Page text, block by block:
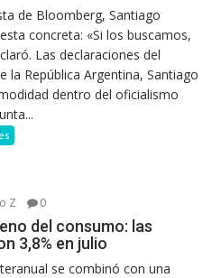
de Bloomberg, Santiago
concreta: «Si los buscamos,
Las declaraciones del
la República Argentina, Santiago
dentro del oficialismo
Z 0
del consumo: las
3,8% en julio
se combinó con una